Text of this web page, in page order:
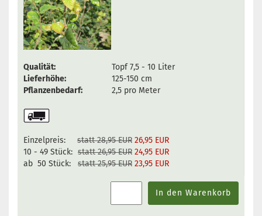
Qualität:
Topf 7,5 - 10 Liter
Lieferhöhe:
125-150 cm
Pflanzenbedarf:
2,5 pro Meter
Einzelpreis: statt 28,95 EUR 26,95 EUR
10 - 49 Stück: statt 26,95 EUR 24,95 EUR
ab 50 Stück:
statt 25,95 EUR 23,95 EUR
In den Warenkorb